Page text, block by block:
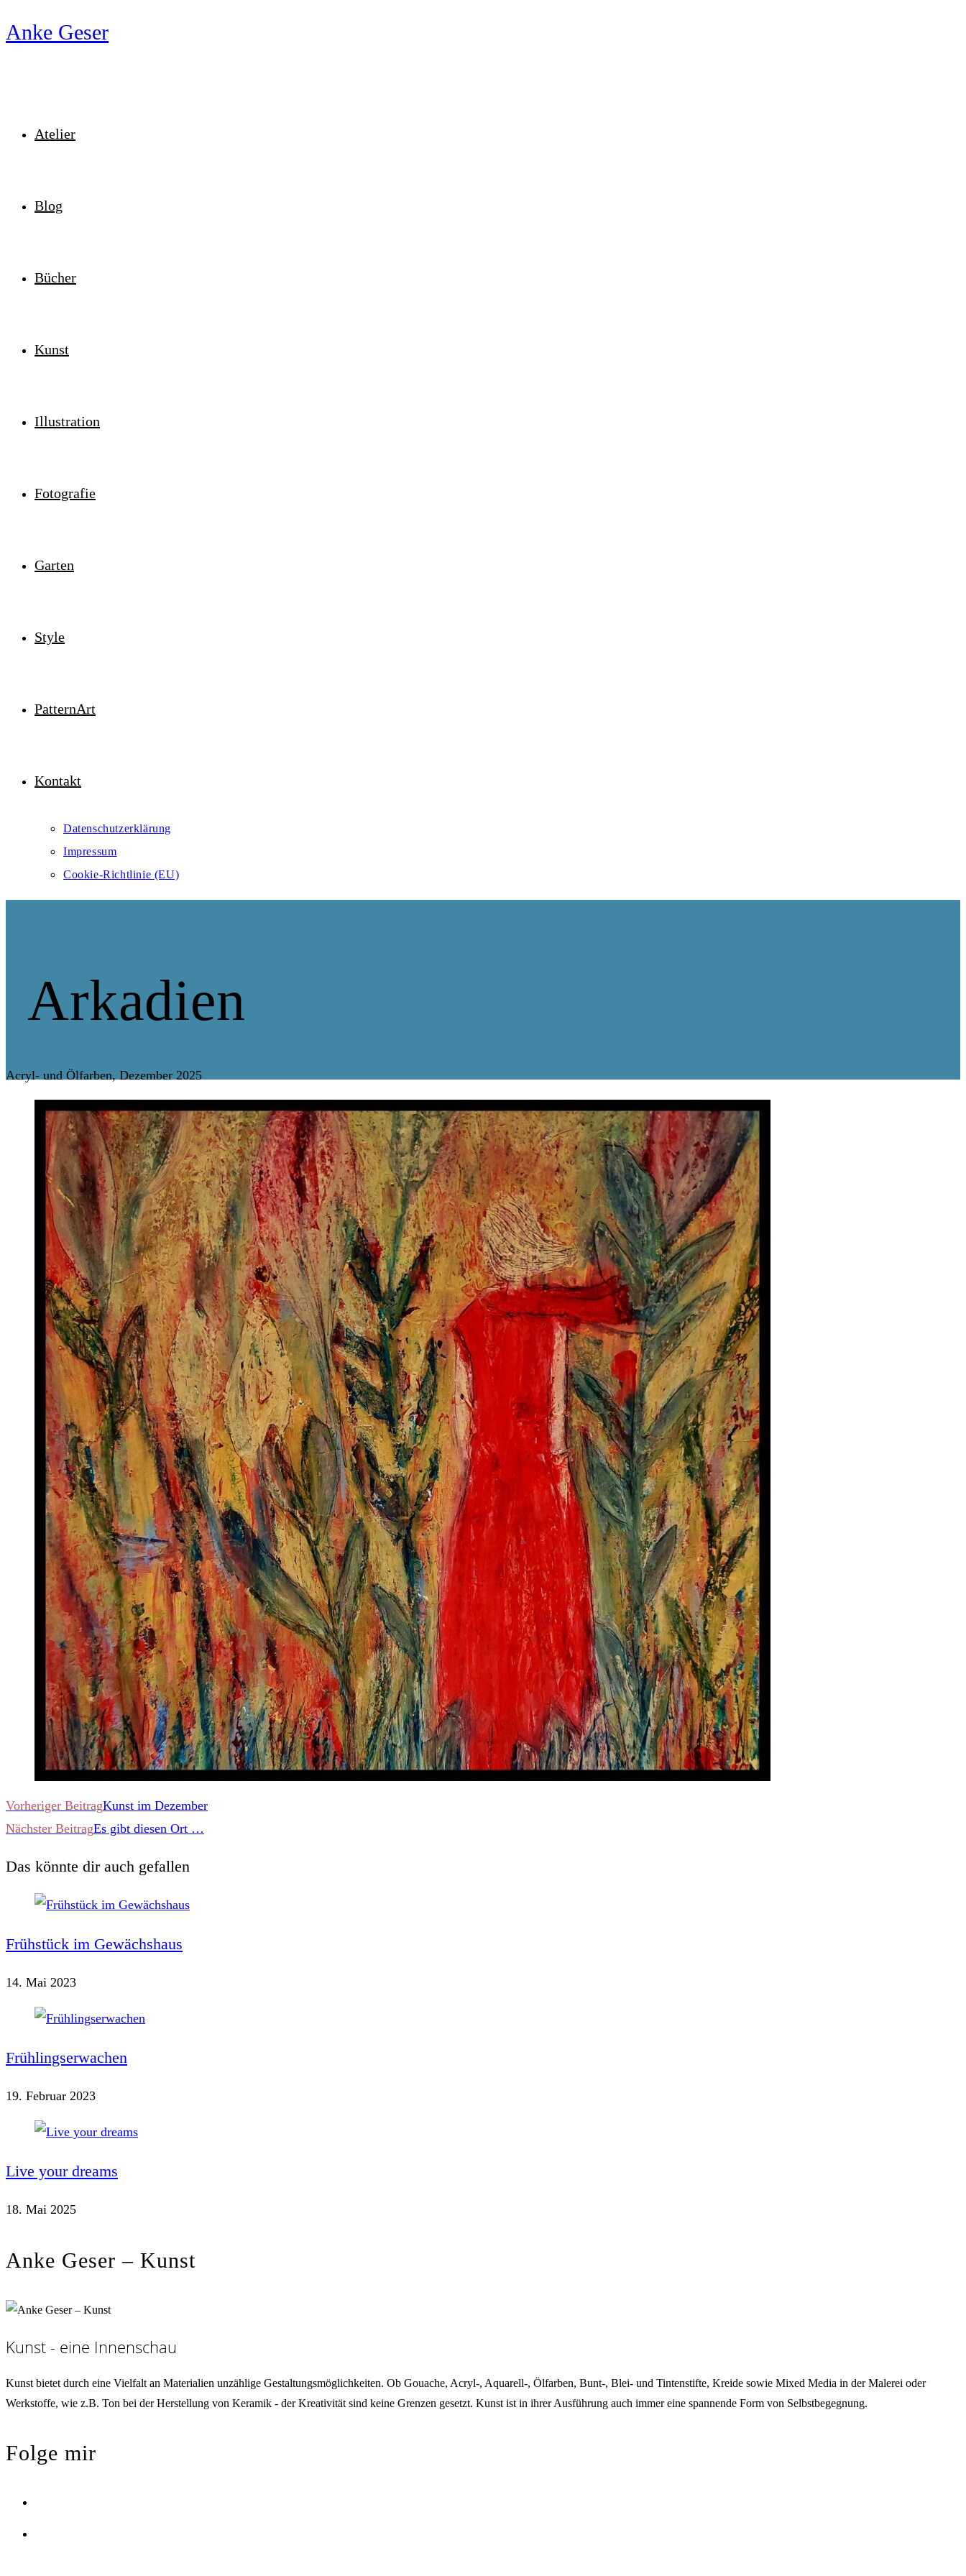
Inhalt
Anke Geser
Atelier
Blog
Bücher
Kunst
Illustration
Fotografie
Garten
Style
PatternArt
Kontakt
Datenschutzerklärung
Impressum
Cookie-Richtlinie (EU)
Arkadien
Acryl- und Ölfarben, Dezember 2025
Weitere
ansehen
Vorheriger BeitragKunst im Dezember
Nächster BeitragEs gibt diesen Ort …
Das könnte dir auch gefallen
Frühstück im Gewächshaus
14. Mai 2023
Frühlingserwachen
19. Februar 2023
Live your dreams
18. Mai 2025
Anke Geser – Kunst
Kunst - eine Innenschau
Kunst bietet durch eine Vielfalt an Materialien unzählige Gestaltungsmöglichkeiten. Ob Gouache, Acryl-, Aquarell-, Ölfarben, Bunt-, Blei- und Tintenstifte, Kreide sowie Mixed Media in der Malerei oder
Werkstoffe, wie z.B. Ton bei der Herstellung von Keramik - der Kreativität sind keine Grenzen gesetzt. Kunst ist in ihrer Ausführung auch immer eine spannende Form von Selbstbegegnung.
Folge mir